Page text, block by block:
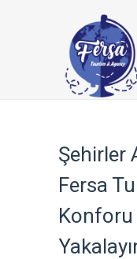
Şehirler
Fersa
Konforu